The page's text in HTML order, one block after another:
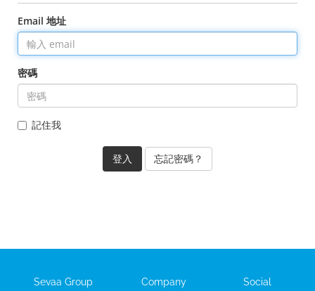
Email 地址
密碼
記住我
忘記密碼？
Sevaa Group Company Social